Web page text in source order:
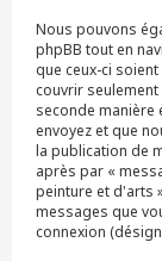
Nous pouvons
phpBB tout en
que ceux-ci
couvrir
seconde manière
envoyez et que
la publication de
après par «
peinture et d'arts
messages que
connexion